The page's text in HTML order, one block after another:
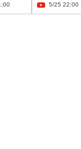
…」
です〜」5/25 22:00